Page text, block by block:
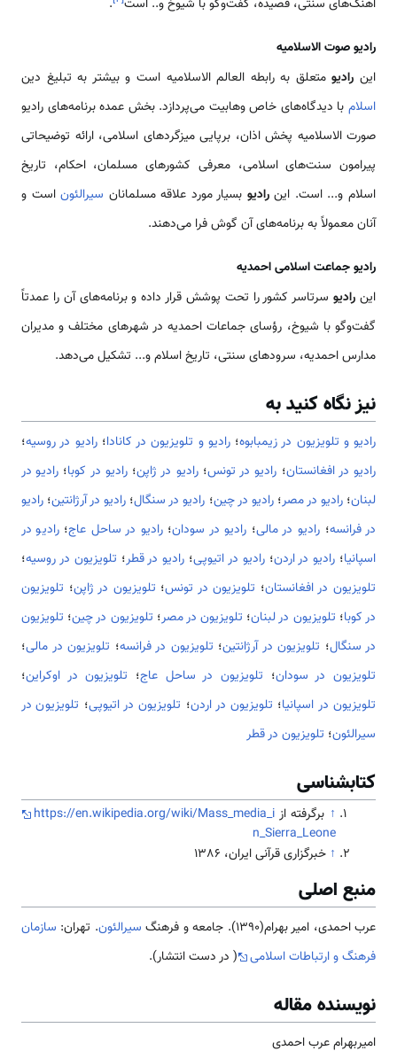
آهنگ‌های سنتی، قصیده، گفت‌وگو با شیوخ و.. است
.
رادیو صوت الاسلامیه
این رادیومتعلق به رابطه العالم الاسلامیه است و بیشتر به تبلیغ دین
اسلام با دیدگاه‌های خاص وهابیت می‌پردازد. بخش عمده برنامه‌های رادیو
صورت الاسلامیه پخش اذان، برپایی میزگردهای اسلامی، ارائه توضیحاتی
پیرامون سنت‌های اسلامی، معرفی کشورهای مسلمان، احکام، تاریخ
اسلام و... است. اینرادیو بسیار مورد علاقه مسلمانان سیرالئوناست و
آنان معمولاً به برنامه‌های آن گوش فرا می‌دهند.
رادیو جماعت اسلامی احمدیه
این رادیوسرتاسر کشور را تحت پوشش قرار داده و برنامه‌های آن را عمدتاً
گفت‌وگو با شیوخ، رؤسای جماعات احمدیه در شهرهای مختلف و مدیران
مدارس احمدیه، سرودهای سنتی، تاریخ اسلام و... تشکیل می‌دهد.
نیز نگاه کنید به
رادیو و تلویزیون در زیمبابوه؛رادیو و تلویزیون در کانادا؛رادیو در روسیه؛
رادیو در افغانستان؛ رادیو در تونس؛رادیو در ژاپن؛رادیو در کوبا؛ رادیو در
لبنان؛رادیو در مصر؛رادیو در چین؛ رادیو در سنگال؛ رادیو در آرژانتین؛ رادیو
در فرانسه؛رادیو در مالی؛ رادیو در سودان؛رادیو در ساحل عاج؛رادیو در
اسپانیا؛ رادیو در اردن؛رادیو در اتیوپی؛ رادیو در قطر؛ تلویزیون در روسیه؛
تلویزیون در افغانستان؛ تلویزیون در تونس؛ تلویزیون در ژاپن؛ تلویزیون
در کوبا؛ تلویزیون در لبنان؛ تلویزیون در مصر؛ تلویزیون در چین؛ تلویزیون
در سنگال؛ تلویزیون در آرژانتین؛ تلویزیون در فرانسه؛ تلویزیون در مالی؛
تلویزیون در سودان؛ تلویزیون در ساحل عاج؛ تلویزیون در اوکراین؛
تلویزیون در اسپانیا؛ تلویزیون در اردن؛ تلویزیون در اتیوپی؛ تلویزیون در
سیرالئون؛ تلویزیون در قطر
کتابشناسی
↑ برگرفته از https://en.wikipedia.org/wiki/Mass_media_i
n_Sierra_Leone
↑ خبرگزاری قرآنی ایران، 1386
منبع اصلی
عرب احمدی، امیر بهرام(1390). جامعه و فرهنگ سیرالئون. تهران: سازمان
فرهنگ و ارتباطات اسلامی
( در دست انتشار).
نویسنده مقاله
امیربهرام عرب احمدی